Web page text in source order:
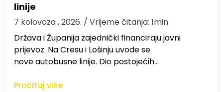
linije
7 kolovoza , 2026. / Vrijeme čitanja: 1min
Država i Županija zajednički financiraju javni
prijevoz. Na Cresu i Lošinju uvode se
nove autobusne linije. Dio postojećih…
Pročitaj više